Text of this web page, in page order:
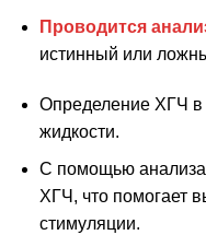
Проводится
истинный или
Определение ХГЧ в
жидкости.
С помощью анализа
ХГЧ, что помогает
стимуляции.